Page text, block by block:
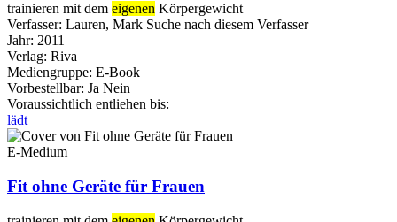
trainieren mit dem eigenen Körpergewicht
Verfasser: Lauren, Mark Suche nach diesem Verfasser
Jahr: 2011
Verlag: Riva
Mediengruppe: E-Book
Vorbestellbar: Ja Nein
Voraussichtlich entliehen bis:
lädt
E-Medium
Fit ohne Geräte für Frauen